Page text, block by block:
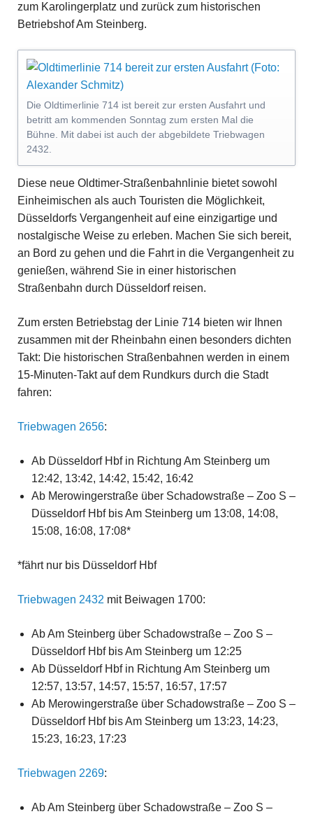
zum Karolingerplatz und zurück zum historischen
Betriebshof Am Steinberg.
Die Oldtimerlinie 714 ist bereit zur ersten Ausfahrt und
betritt am kommenden Sonntag zum ersten Mal die
Bühne. Mit dabei ist auch der abgebildete Triebwagen
2432.
Diese neue Oldtimer-Straßenbahnlinie bietet sowohl
Einheimischen als auch Touristen die Möglichkeit,
Düsseldorfs Vergangenheit auf eine einzigartige und
nostalgische Weise zu erleben. Machen Sie sich bereit,
an Bord zu gehen und die Fahrt in die Vergangenheit zu
genießen, während Sie in einer historischen
Straßenbahn durch Düsseldorf reisen.
Zum ersten Betriebstag der Linie 714 bieten wir Ihnen
zusammen mit der Rheinbahn einen besonders dichten
Takt: Die historischen Straßenbahnen werden in einem
15-Minuten-Takt auf dem Rundkurs durch die Stadt
fahren:
Triebwagen 2656:
Ab Düsseldorf Hbf in Richtung Am Steinberg um
12:42, 13:42, 14:42, 15:42, 16:42
Ab Merowingerstraße über Schadowstraße – Zoo S –
Düsseldorf Hbf bis Am Steinberg um 13:08, 14:08,
15:08, 16:08, 17:08*
*fährt nur bis Düsseldorf Hbf
Triebwagen 2432 mit Beiwagen 1700:
Ab Am Steinberg über Schadowstraße – Zoo S –
Düsseldorf Hbf bis Am Steinberg um 12:25
Ab Düsseldorf Hbf in Richtung Am Steinberg um
12:57, 13:57, 14:57, 15:57, 16:57, 17:57
Ab Merowingerstraße über Schadowstraße – Zoo S –
Düsseldorf Hbf bis Am Steinberg um 13:23, 14:23,
15:23, 16:23, 17:23
Triebwagen 2269:
Ab Am Steinberg über Schadowstraße – Zoo S –